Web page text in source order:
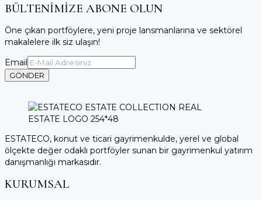
BÜLTENİMİZE ABONE OLUN
Öne çıkan portföylere, yeni proje lansmanlarına ve sektörel
makalelere ilk siz ulaşın!
Email
GÖNDER
ESTATECO, konut ve ticari gayrimenkulde, yerel ve global
ölçekte değer odaklı portföyler sunan bir gayrimenkul yatırım
danışmanlığı markasıdır.
KURUMSAL